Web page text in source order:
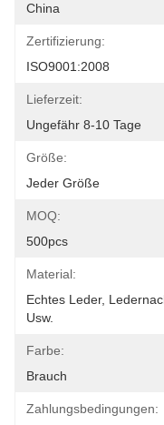
China
Zertifizierung:
ISO9001:2008
Lieferzeit:
Ungefähr 8-10 Tage
Größe:
Jeder Größe
MOQ:
500pcs
Material:
Echtes Leder,
Usw.
Farbe:
Brauch
Zahlungsbedingungen: